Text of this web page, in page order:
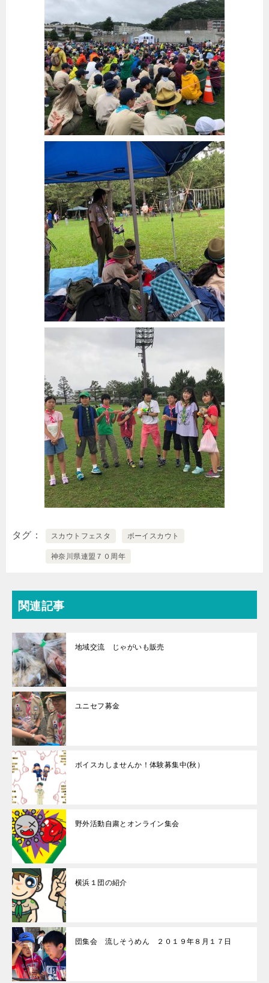
タグ スカウトフェスタ ボーイスカウト
神奈川県連盟７０周年
関連記事
地域交流 じゃがいも販売
ユニセフ募金
ボイスカしませんか！体験募集中(秋）
野外活動自粛とオンライン集会
横浜１団の紹介
団集会 流しそうめん ２０１９年８月１７日